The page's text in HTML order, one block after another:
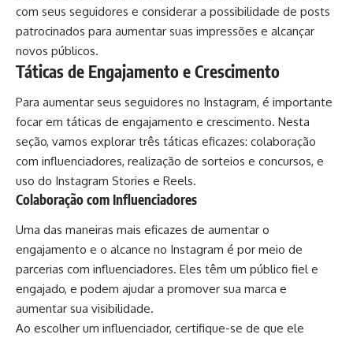
com seus seguidores e considerar a possibilidade de posts
patrocinados para aumentar suas impressões e alcançar
novos públicos.
Táticas de Engajamento e Crescimento
Para aumentar seus seguidores no Instagram, é importante
focar em táticas de engajamento e crescimento. Nesta
seção, vamos explorar três táticas eficazes: colaboração
com influenciadores, realização de sorteios e concursos, e
uso do Instagram Stories e Reels.
Colaboração com Influenciadores
Uma das maneiras mais eficazes de aumentar o
engajamento e o alcance no Instagram é por meio de
parcerias com influenciadores. Eles têm um público fiel e
engajado, e podem ajudar a promover sua marca e
aumentar sua visibilidade.
Ao escolher um influenciador, certifique-se de que ele